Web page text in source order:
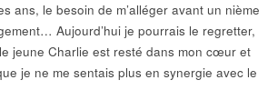
ans, le besoin de m’alléger avant un nième
Aujourd’hui je pourrais le regretter,
jeune Charlie est resté dans mon cœur et
je ne me sentais plus en synergie avec le